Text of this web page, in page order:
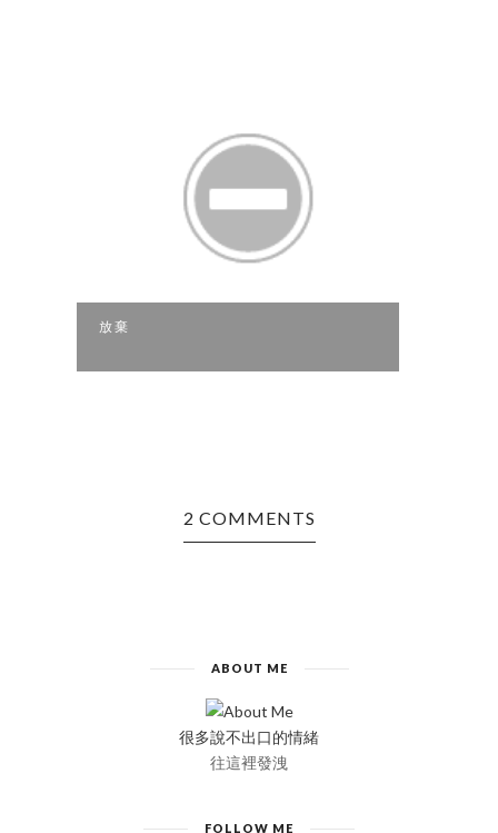
放棄
2 COMMENTS
ABOUT ME
很多說不出口的情緒
往這裡發洩
FOLLOW ME